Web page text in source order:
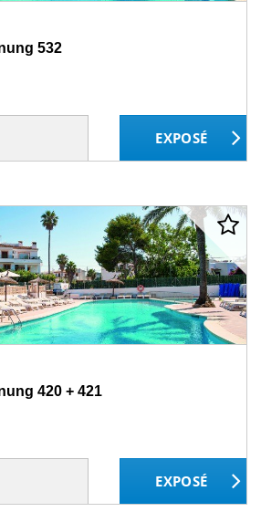
532
420 + 421